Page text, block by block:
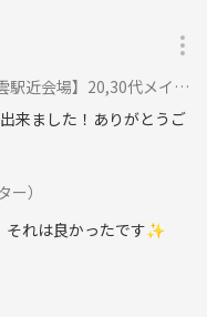
切コートでフットサル🌟初心者・1人参加歓迎！に参加
来ました！ありがとうご
ー）
それは良かったです✨